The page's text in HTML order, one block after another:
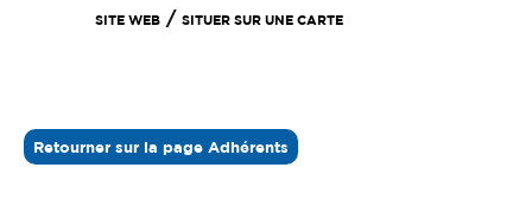
SITE WEB / SITUER SUR UNE CARTE
Retourner sur la page Adhérents